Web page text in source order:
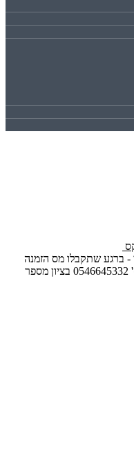
- ברגע שתקבלו מס הזמנה
תוכלו לבצע העברה בביט או פייבוקס למס' 0546645332 בציון מספר